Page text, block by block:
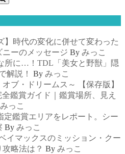
】時代の変化に併せて変わった
ーのメッセージ By みっこ
所に…！TDL「美女と野獣」隠
解説！
By みっこ
【保存版】
鑑賞ガイド｜鑑賞場所、見え
みっこ
定鑑賞エリアをレポート。シー
By みっこ
イマックスのミッション・クー
略法は？ By みっこ